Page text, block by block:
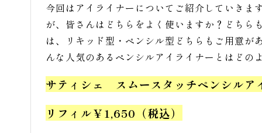
今回はアイライナーについてご紹介していき
が、皆さんはどちらをよく使いますか？どち
は、リキッド型・ペンシル型どちらもご用意
んな人気のあるペンシルアイライナーとはどの
サティシェ スムースタッチペンシル
リフィル￥1,650（税込）